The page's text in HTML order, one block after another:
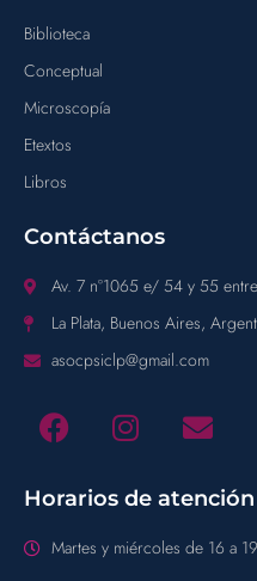
Biblioteca
Conceptual
Microscopía
Etextos
Libros
Contáctanos
Av. 7 n°1065 e/ 54 y 55
La Plata, Buenos Aires,
asocpsiclp@gmail.com
Horarios de atención
Martes y miércoles de 16 a